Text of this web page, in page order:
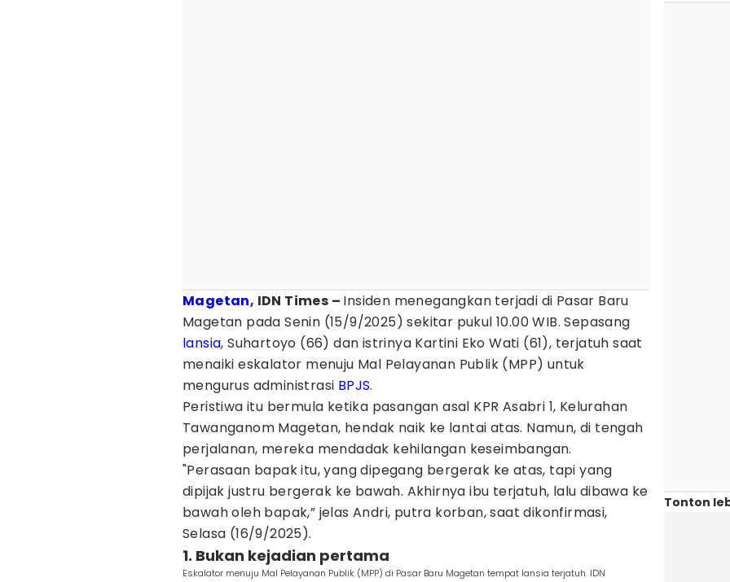
Magetan, IDN Times – Insiden menegangkan terjadi di Pasar Baru
Magetan pada Senin (15/9/2025) sekitar pukul 10.00 WIB. Sepasang
lansia, Suhartoyo (66) dan istrinya Kartini Eko Wati (61), terjatuh saat
menaiki eskalator menuju Mal Pelayanan Publik (MPP) untuk
mengurus administrasi BPJS.
Peristiwa itu bermula ketika pasangan asal KPR Asabri 1, Kelurahan
Tawanganom Magetan, hendak naik ke lantai atas. Namun, di tengah
perjalanan, mereka mendadak kehilangan keseimbangan.
"Perasaan bapak itu, yang dipegang bergerak ke atas, tapi yang
dipijak justru bergerak ke bawah. Akhirnya ibu terjatuh, lalu dibawa ke
bawah oleh bapak,” jelas Andri, putra korban, saat dikonfirmasi,
Selasa (16/9/2025).
1. Bukan kejadian pertama
Eskalator menuju Mal Pelayanan Publik (MPP) di Pasar Baru Magetan tempat lansia terjatuh. IDN
Tonton